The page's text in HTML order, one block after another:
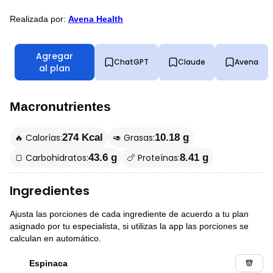
Realizada por: Avena Health
Agregar
al plan
ChatGPT Claude Avena
Macronutrientes
🔥 Calorías:274 Kcal 🥑 Grasas:10.18 g
🍞 Carbohidratos:43.6 g 🍗 Proteínas:8.41 g
Ingredientes
Ajusta las porciones de cada ingrediente de acuerdo a tu plan
asignado por tu especialista, si utilizas la app las porciones se
calculan en automático.
Espinaca